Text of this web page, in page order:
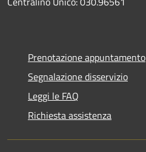
Prenotazione appuntamento
Segnalazione disservizio
Leggi le FAQ
Richiesta assistenza